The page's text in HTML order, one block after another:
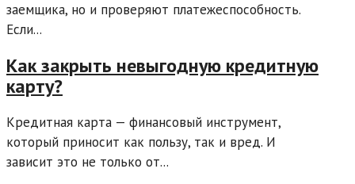
заемщика, но и проверяют платежеспособность.
Если...
Как закрыть невыгодную кредитную
карту?
Кредитная карта — финансовый инструмент,
который приносит как пользу, так и вред. И
зависит это не только от...